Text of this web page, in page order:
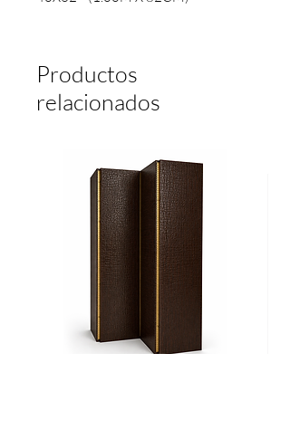
Productos
relacionados